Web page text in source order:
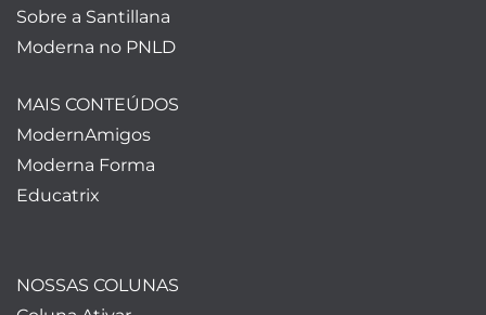
Sobre a Santillana
Moderna no PNLD
MAIS CONTEÚDOS
ModernAmigos
Moderna Forma
Educatrix
NOSSAS COLUNAS